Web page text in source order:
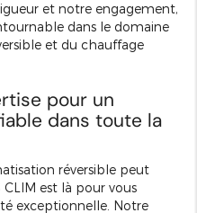
et notre engagement,
dans le domaine
et du chauffage
pour un
dans toute la
réversible peut
est là pour vous
exceptionnelle. Notre